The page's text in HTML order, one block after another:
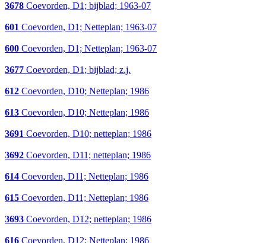
3678 Coevorden, D1; bijblad; 1963-07
601 Coevorden, D1; Netteplan; 1963-07
600 Coevorden, D1; Netteplan; 1963-07
3677 Coevorden, D1; bijblad; z.j.
612 Coevorden, D10; Netteplan; 1986
613 Coevorden, D10; Netteplan; 1986
3691 Coevorden, D10; netteplan; 1986
3692 Coevorden, D11; netteplan; 1986
614 Coevorden, D11; Netteplan; 1986
615 Coevorden, D11; Netteplan; 1986
3693 Coevorden, D12; netteplan; 1986
616 Coevorden, D12; Netteplan; 1986